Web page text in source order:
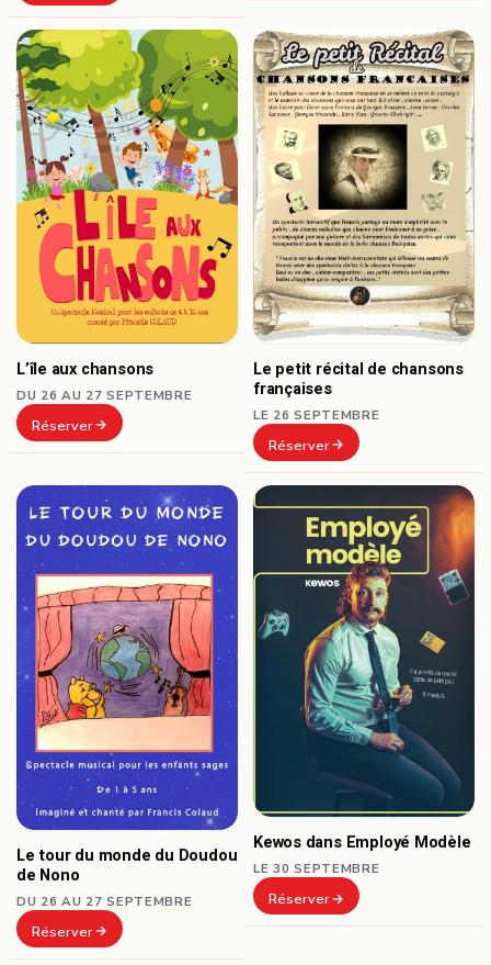
L’île aux chansons
DU 26 AU 27 SEPTEMBRE
Réserver
Le petit récital de chansons
françaises
LE 26 SEPTEMBRE
Réserver
Le tour du monde du Doudou
de Nono
DU 26 AU 27 SEPTEMBRE
Réserver
Kewos dans Employé Modèle
LE 30 SEPTEMBRE
Réserver